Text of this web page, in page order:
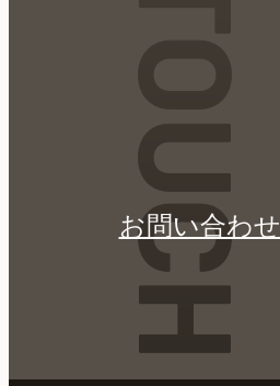
お問い合わ